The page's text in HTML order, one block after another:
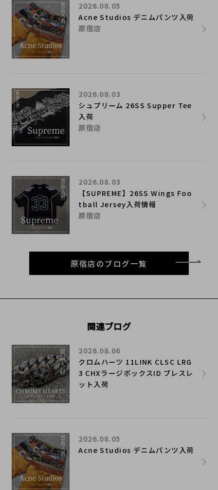
Acne Studios デニムパンツ入荷
2026.08.05
原宿店
シュプリーム 26SS Supper Tee
入荷
2026.08.03
原宿店
【SUPREME】26SS Wings Foo
tball Jersey入荷情報
2026.08.03
原宿店
原宿店のブログ一覧
関連ブログ
クロムハーツ 11LINK CLSC LRG
3 CHXラージボックスID ブレスレ
ット入荷
2026.08.06
Acne Studios デニムパンツ入荷
2026.08.05